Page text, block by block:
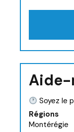
Aide-
Soyez le
Régions
Montérégie